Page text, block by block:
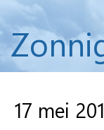
17 mei